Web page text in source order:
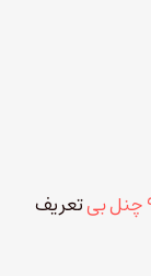
تعریف